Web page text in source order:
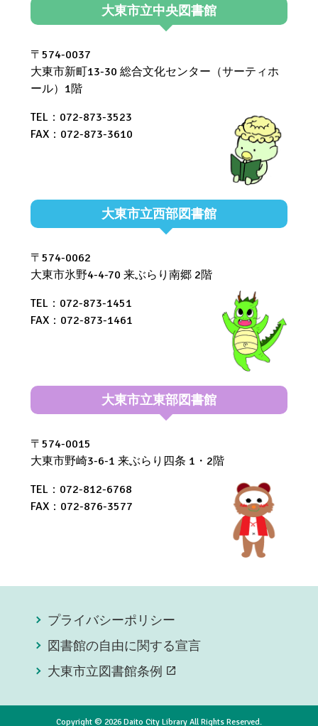
大東市立中央図書館
〒574-0037
大東市新町13-30 総合文化センター（サーティホ
ール）1階
TEL：072-873-3523
FAX：072-873-3610
大東市立西部図書館
〒574-0062
大東市氷野4-4-70 来ぶらり南郷 2階
TEL：072-873-1451
FAX：072-873-1461
大東市立東部図書館
〒574-0015
大東市野崎3-6-1 来ぶらり四条 1・2階
TEL：072-812-6768
FAX：072-876-3577
プライバシーポリシー
図書館の自由に関する宣言
大東市立図書館条例
open_in_new
Copyright © 2026 Daito City Library All Rights Reserved.